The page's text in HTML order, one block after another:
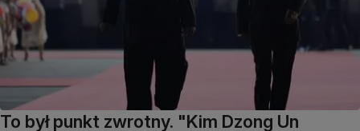
To był punkt zwrotny. "Kim Dzong Un